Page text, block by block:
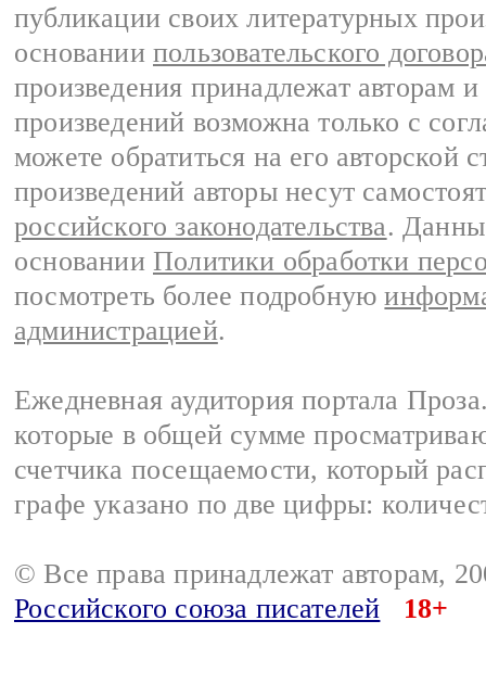
публикации своих литературных
основании пользовательского
произведения принадлежат авторам
произведений возможна только с
можете обратиться на его авторской
произведений авторы несут
российского законодательства.
основании Политики обработки
посмотреть более подробную
администрацией.
Ежедневная аудитория портала
которые в общей сумме
счетчика посещаемости, который
графе указано по две цифры:
© Все права принадлежат авторам,
Российского союза писателей
18+